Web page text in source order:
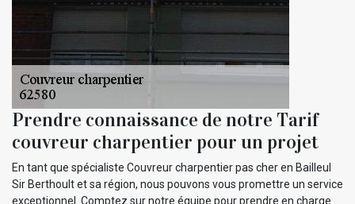
Prendre connaissance de notre Tarif
couvreur charpentier pour un projet
En tant que spécialiste Couvreur charpentier pas cher en Bailleul
Sir Berthoult et sa région, nous pouvons vous promettre un service
exceptionnel. Comptez sur notre équipe pour prendre en charge